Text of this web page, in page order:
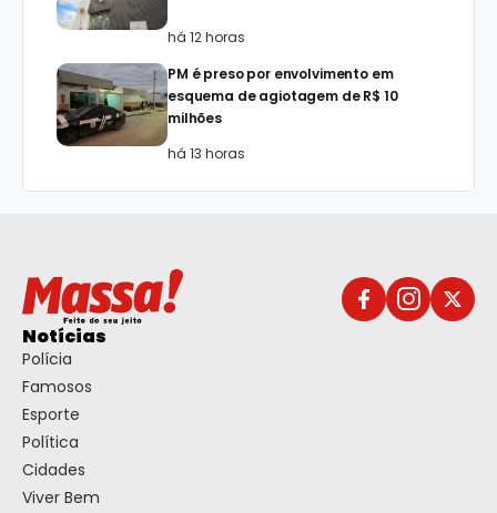
há 12 horas
PM é preso por envolvimento em
esquema de agiotagem de R$ 10
milhões
há 13 horas
Notícias
Polícia
Famosos
Esporte
Política
Cidades
Viver Bem